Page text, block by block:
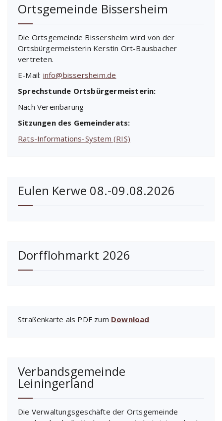
Ortsgemeinde Bissersheim
Die Ortsgemeinde Bissersheim wird von der
Ortsbürgermeisterin Kerstin Ort-Bausbacher
vertreten.
E-Mail: info@bissersheim.de
Sprechstunde Ortsbürgermeisterin:
Nach Vereinbarung
Sitzungen des Gemeinderats:
Rats-Informations-System (RIS)
Eulen Kerwe 08.-09.08.2026
Dorfflohmarkt 2026
Straßenkarte als PDF zum Download
Verbandsgemeinde
Leiningerland
Die Verwaltungsgeschäfte der Ortsgemeinde